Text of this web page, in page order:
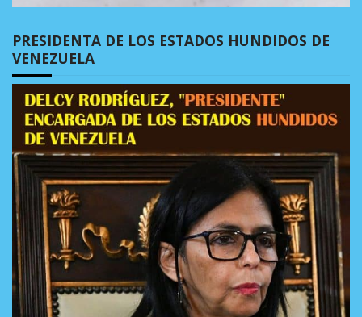
PRESIDENTA DE LOS ESTADOS HUNDIDOS DE
VENEZUELA